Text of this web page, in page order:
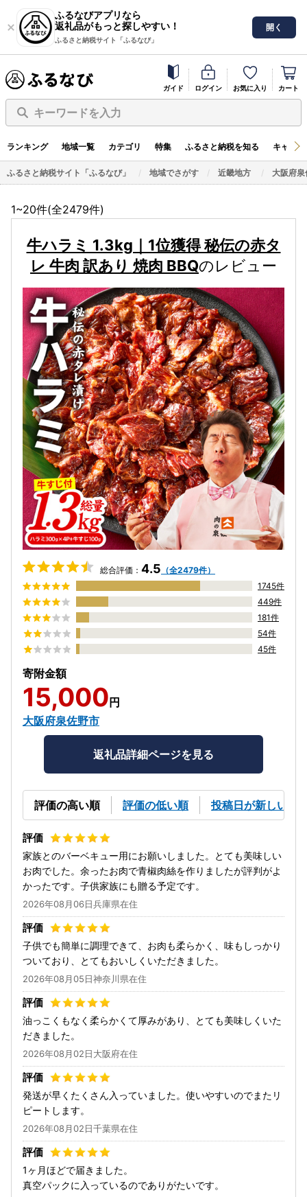
ふるなびアプリなら
返礼品がもっと探しやすい！
ふるさと納税サイト「ふるなび」
開く
ガイド ログイン お気に入り カート
キーワードを入力
ランキング 地域一覧 カテゴリ 特集 ふるさと納税を知る キャン
ふるさと納税サイト「ふるなび」 地域でさがす 近畿地方 大阪府泉
1~20件(全2479件)
牛ハラミ 1.3kg｜1位獲得 秘伝の赤タ
レ 牛肉 訳あり 焼肉 BBQのレビュー
総合評価： 4.5 （全2479件）
1745件
449件
181件
54件
45件
寄附金額
15,000 円
大阪府泉佐野市
返礼品詳細ページを見る
評価の高い順 評価の低い順 投稿日が新しい順
家族とのバーベキュー用にお願いしました。とても美味しい
お肉でした。余ったお肉で青椒肉絲を作りましたが評判がよ
かったです。子供家族にも贈る予定です。
2026年08月06日兵庫県在住
子供でも簡単に調理できて、お肉も柔らかく、味もしっかり
ついており、とてもおいしくいただきました。
2026年08月05日神奈川県在住
油っこくもなく柔らかくて厚みがあり、とても美味しくいた
だきました。
2026年08月02日大阪府在住
発送が早くたくさん入っていました。使いやすいのでまたリ
ピートします。
2026年08月02日千葉県在住
1ヶ月ほどで届きました。
真空パックに入っているのでありがたいです。